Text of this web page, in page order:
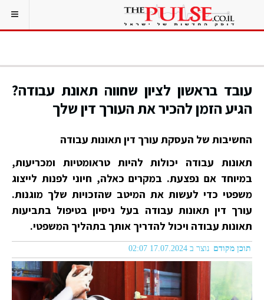
עובד בראשון לציון שחווה תאונת עבודה?
הגיע הזמן להכיר את העורך דין שלך
החשיבות של העסקת עורך דין תאונות עבודה
תאונות עבודה יכולות להיות טראומטיות ומכריעות,
במיוחד אם נפצעת. במקרים כאלה, חיוני לפנות לייצוג
משפטי כדי לעשות את המיטב שהזכויות שלך מוגנות.
עורך דין תאונות עבודה בעל ניסיון בטיפול בתביעות
תאונות עבודה ויכול להדריך אותך בתהליך המשפטי.
תוכן מקודם נוצר ב 17.07.2024 02:07